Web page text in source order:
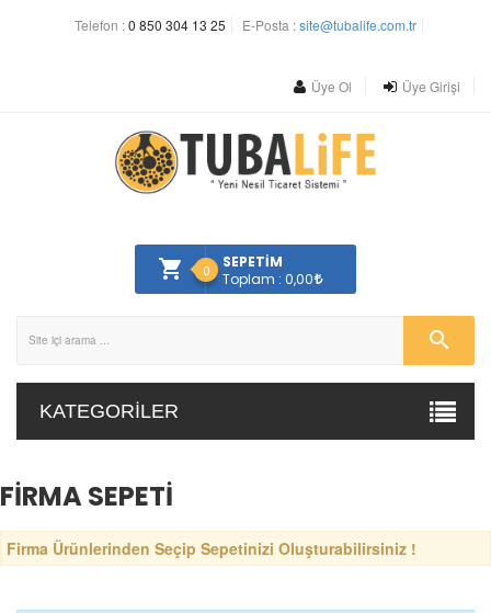
Telefon :0 850 304 13 25 E-Posta :site@tubalife.com.tr
Üye Ol Üye Girişi
SEPETİM
0 Toplam : 0,00
KATEGORILER
FİRMA SEPETİ
Firma Ürünlerinden Seçip Sepetinizi Oluşturabilirsiniz !